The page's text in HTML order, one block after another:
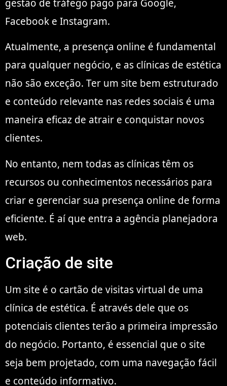
gestão de tráfego pago para Google,
Facebook e Instagram.
Atualmente, a presença online é fundamental
para qualquer negócio, e as clínicas de estética
não são exceção. Ter um site bem estruturado
e conteúdo relevante nas redes sociais é uma
maneira eficaz de atrair e conquistar novos
clientes.
No entanto, nem todas as clínicas têm os
recursos ou conhecimentos necessários para
criar e gerenciar sua presença online de forma
eficiente. É aí que entra a agência planejadora
web.
Criação de site
Um site é o cartão de visitas virtual de uma
clínica de estética. É através dele que os
potenciais clientes terão a primeira impressão
do negócio. Portanto, é essencial que o site
seja bem projetado, com uma navegação fácil
e conteúdo informativo.